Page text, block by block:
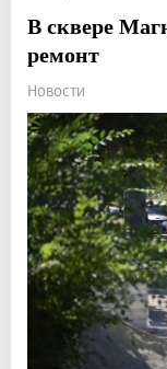
В сквере
ремонт
Новости